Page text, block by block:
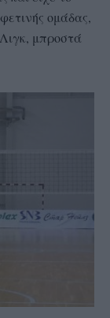
ομάδας,
μπροστά